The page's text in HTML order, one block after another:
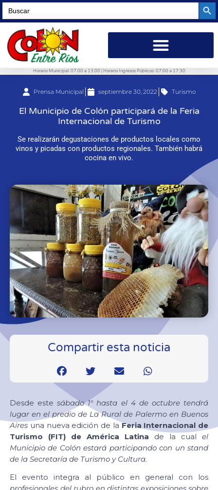
Search
for:
Horario Municipal: 07:00 a 13:00 | Horario Ingresos Públicos: 07:00 a 17:30
Prensa Municipal septiembre 30, 2022 Turismo
El Municipio de Colón participará de la Feria
Internacional de Turismo
Se realizarán degustaciones de productos locales como
vinos y picadas con productos regionales. También habrá
cocina en vivo.
Compartir esta noticia
Desde estesábado 1° hasta el 4 de octubre tendrá
lugar en el predio de La Rural de Palermo en Buenos
Aires una nueva edición de laFeria Internacional de
Turismo (FIT) de América Latina de la cual el
Municipio de Colón estará participando con un stand
de la Secretaría de Turismo y Cultura.
El evento integra al público en general con los